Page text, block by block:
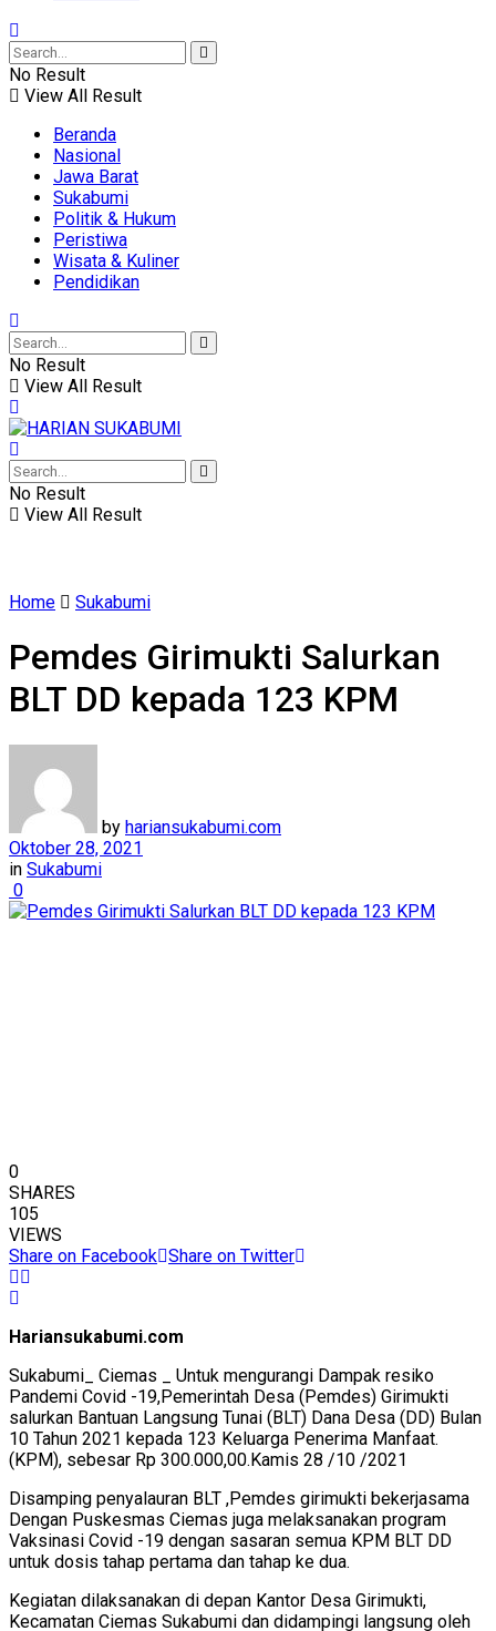
No Result
View All Result
Beranda
Nasional
Jawa Barat
Sukabumi
Politik & Hukum
Peristiwa
Wisata & Kuliner
Pendidikan
No Result
View All Result
No Result
View All Result
Home Sukabumi
Pemdes Girimukti Salurkan
BLT DD kepada 123 KPM
by hariansukabumi.com
Oktober 28, 2021
in Sukabumi
0
0
SHARES
105
VIEWS
Share on Facebook Share on Twitter
Hariansukabumi.com
Sukabumi_ Ciemas _ Untuk mengurangi Dampak resiko
Pandemi Covid -19,Pemerintah Desa (Pemdes) Girimukti
salurkan Bantuan Langsung Tunai (BLT) Dana Desa (DD) Bulan
10 Tahun 2021 kepada 123 Keluarga Penerima Manfaat.
(KPM), sebesar Rp 300.000,00.Kamis 28 /10 /2021
Disamping penyalauran BLT ,Pemdes girimukti bekerjasama
Dengan Puskesmas Ciemas juga melaksanakan program
Vaksinasi Covid -19 dengan sasaran semua KPM BLT DD
untuk dosis tahap pertama dan tahap ke dua.
Kegiatan dilaksanakan di depan Kantor Desa Girimukti,
Kecamatan Ciemas Sukabumi dan didampingi langsung oleh